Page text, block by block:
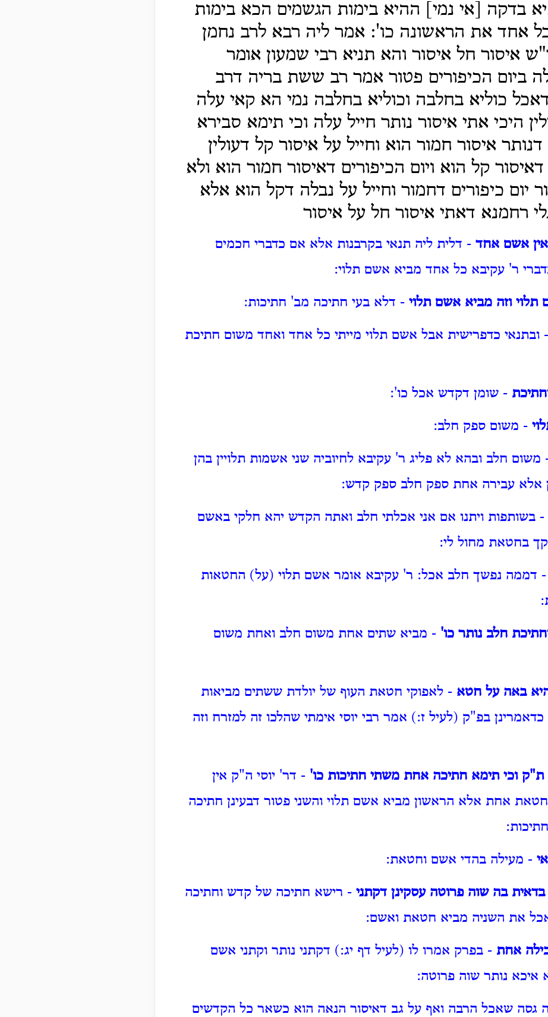
בדקה [אי נמי] ההיא בימות הגשמים הכא בימות
אחד את הראשונה כו': אמר ליה רבא לרב נחמן
איסור חל איסור והא תניא רבי שמעון אומר
ביום הכיפורים פטור אמר רב ששת בריה דרב
דאכל כוליא בחלבה וכוליא בחלבה נמי הא קאי עלה
היכי אתי איסור נותר חייל עלה וכי תימא סבירא
איסור חמור הוא וחייל על איסור קל דעולין
קל הוא ויום הכיפורים דאיסור חמור הוא ולא
יום כיפורים דחמור וחייל על נבלה דקל הוא אלא
רחמנא דאתי איסור חל על איסור
אשם אחד - דלית ליה תנאי בקרבנות אלא אם כדברי חכמים
ר' עקיבא כל אחד מביא אשם תלוי:
וזה מביא אשם תלוי - דלא בעי חתיכה מב' חתיכות:
- ובתנאי כדפרישית אבל אשם תלוי מייתי כל אחד ואחד משום חתיכת
- שומן דקדש אכל כו':
- משום ספק חלב:
משום חלב ובהא לא פליג ר' עקיבא לחיוביה שני אשמות תלויין בהן
אלא עבירה אחת ספק חלב ספק קדש:
- בשותפות ויתנו אם אני אכלתי חלב ואתה הקדש יהא חלקי באשם
בחטאת מחול לי:
- דממה נפשך חלב אכל: ר' עקיבא אומר אשם תלוי (על) החטאות
חלב נותר כו' - מביא שתים אחת משום חלב ואחת משום
באה על חטא - לאפוקי חטאת העוף של יולדת ששתים מביאות
כדאמרינן בפ"ק (לעיל ז:) אמר רבי יוסי אימתי שהלכו זה למזרח וזה
ת"ק וכי תימא חתיכה אחת משתי חתיכות כו' - דר' יוסי ה"ק אין
חטאת אחת אלא הראשון מביא אשם תלוי והשני פטור דבעינן חתיכה
- מעילה בהדי אשם וחטאת:
בה שוה פרוטה עסקינן דקתני - רישא חתיכה של קדש וחתיכה
את השניה מביא חטאת ואשם:
אחת - בפרק אמרו לו (לעיל דף יג:) דקתני נותר וקתני אשם
איכא נותר שוה פרוטה:
גסה שאכל הרבה ואף על גב דאיסור הנאה הוא כשאר כל הקדשים